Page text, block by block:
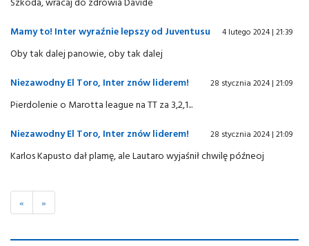
Mamy to! Inter wyraźnie lepszy od Juventusu
4 lutego 2024 | 21:39
Oby tak dalej panowie, oby tak dalej
Niezawodny El Toro, Inter znów liderem!
28 stycznia 2024 | 21:09
Pierdolenie o Marotta league na TT za 3,2,1...
Niezawodny El Toro, Inter znów liderem!
28 stycznia 2024 | 21:09
Karlos Kapusto dał plamę, ale Lautaro wyjaśnił chwilę późneoj
« »